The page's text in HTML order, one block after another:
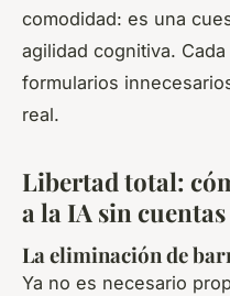
comodidad: es una
agilidad cognitiva.
formularios
real.
Libertad total:
a la IA sin cuentas
La eliminación de
Ya no es necesario